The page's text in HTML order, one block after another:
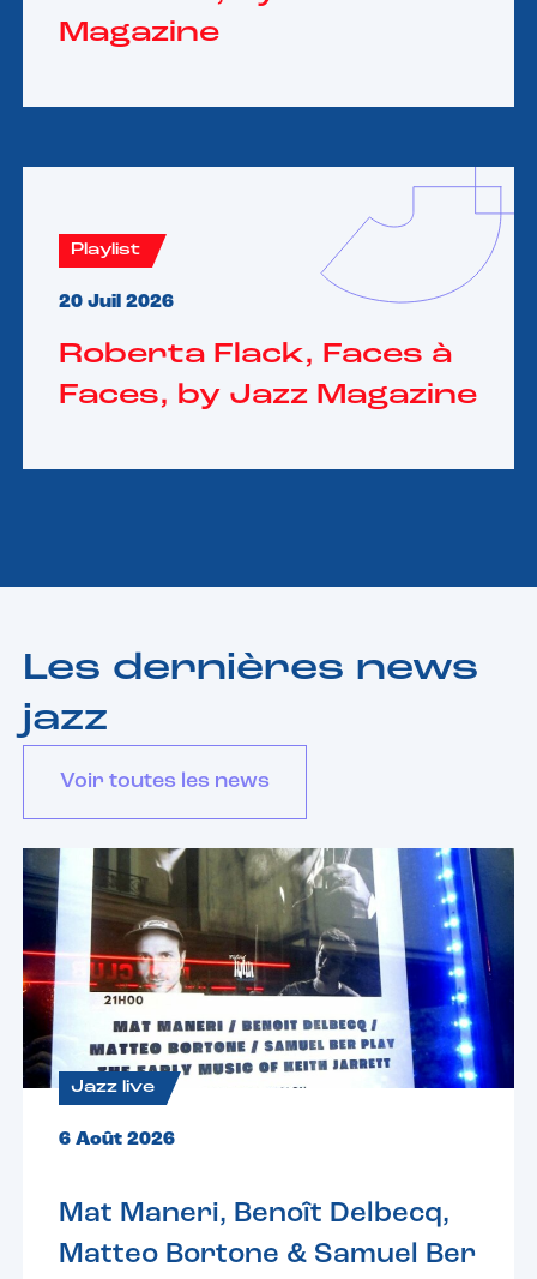
Magazine
Playlist
20 Juil 2026
Roberta Flack, Faces à
Faces, by Jazz Magazine
Les dernières news
jazz
Voir toutes les news
Jazz live
6 Août 2026
Mat Maneri, Benoît Delbecq,
Matteo Bortone & Samuel Ber